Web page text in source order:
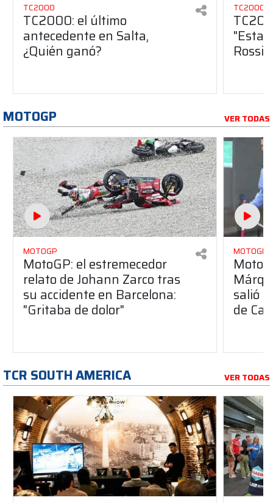
TC2000
TC2000: el último
antecedente en Salta,
¿Quién ganó?
TC2000
Rossi"
MOTOGP VER TODAS
MOTOGP
MotoGP: el estremecedor
relato de Johann Zarco tras
su accidente en Barcelona:
"Gritaba de dolor"
MOTOGP
salió
de
TCR SOUTH AMERICA VER TODAS